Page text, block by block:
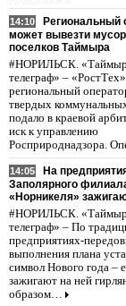
14:10
Региональный
может вывезти
поселков Таймыра
#НОРИЛЬСК.
телеграф» –
региональный
твердых
подало в краевой
иск к управлению
Росприроднадзора.
14:05
На
Заполярного
«Норникеля»
#НОРИЛЬСК.
телеграф» – По
предприятиях-
выполнения плана
символ Нового года –
зажигают на ней
образом…